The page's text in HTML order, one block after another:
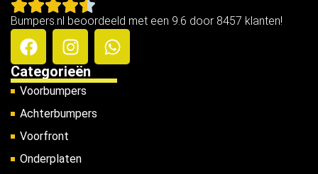
Bumpers.nl beoordeeld met een 9.6 door 8457 klanten!
Categorieën
Voorbumpers
Achterbumpers
Voorfront
Onderplaten